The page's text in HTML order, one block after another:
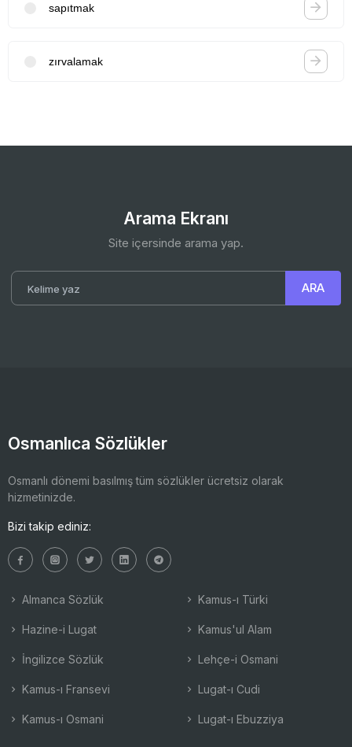
sapıtmak
zırvalamak
Arama Ekranı
Site içersinde arama yap.
Osmanlıca Sözlükler
Osmanlı dönemi basılmış tüm sözlükler ücretsiz olarak
hizmetinizde.
Bizi takip ediniz:
Almanca Sözlük
Hazine-i Lugat
İngilizce Sözlük
Kamus-ı Fransevi
Kamus-ı Osmani
Kamus-ı Türki
Kamus'ul Alam
Lehçe-i Osmani
Lugat-ı Cudi
Lugat-ı Ebuzziya